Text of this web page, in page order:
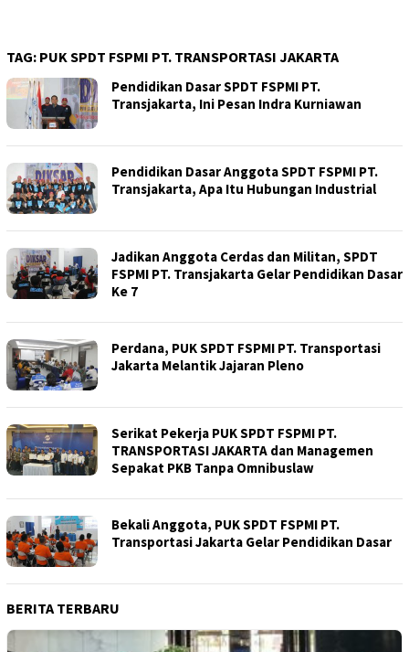
TAG: PUK SPDT FSPMI PT. TRANSPORTASI JAKARTA
Pendidikan Dasar SPDT FSPMI PT.
Transjakarta, Ini Pesan Indra Kurniawan
Pendidikan Dasar Anggota SPDT FSPMI PT.
Transjakarta, Apa Itu Hubungan Industrial
Jadikan Anggota Cerdas dan Militan, SPDT
FSPMI PT. Transjakarta Gelar Pendidikan Dasar
Ke 7
Perdana, PUK SPDT FSPMI PT. Transportasi
Jakarta Melantik Jajaran Pleno
Serikat Pekerja PUK SPDT FSPMI PT.
TRANSPORTASI JAKARTA dan Managemen
Sepakat PKB Tanpa Omnibuslaw
Bekali Anggota, PUK SPDT FSPMI PT.
Transportasi Jakarta Gelar Pendidikan Dasar
BERITA TERBARU